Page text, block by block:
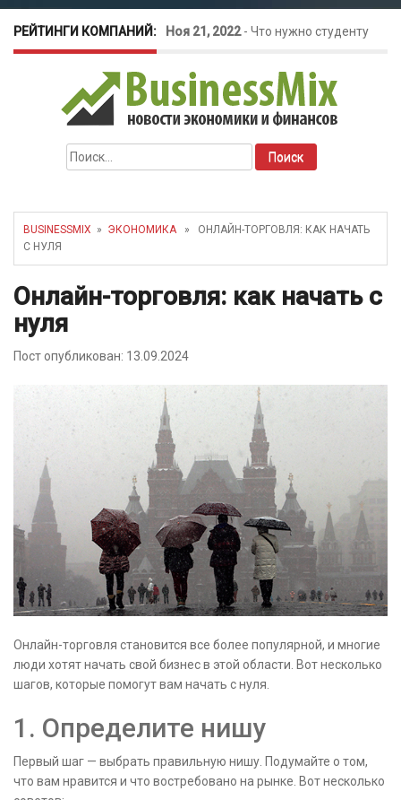
РЕЙТИНГИ КОМПАНИЙ: Ноя 21, 2022- Что нужно студенту
для открытия бизнеса?
Окт 26, 2022-Телефония для
amoCRM: лучшие инструменты для
бизнеса
как защитить свой бизнес?
Найти:
BUSINESSMIX » ЭКОНОМИКА» ОНЛАЙН-ТОРГОВЛЯ: КАК НАЧАТЬ
С НУЛЯ
Онлайн-торговля: как начать с
нуля
Пост опубликован: 13.09.2024
Онлайн-торговля становится все более популярной, и многие
люди хотят начать свой бизнес в этой области. Вот несколько
шагов, которые помогут вам начать с нуля.
1. Определите нишу
Первый шаг — выбрать правильную нишу. Подумайте о том,
что вам нравится и что востребовано на рынке. Вот несколько